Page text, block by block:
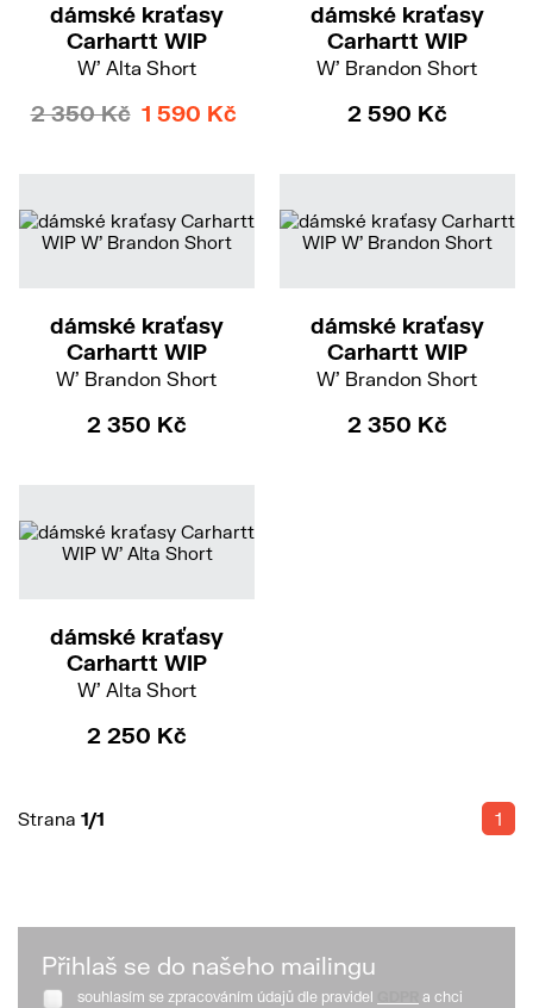
dámské kraťasy
Carhartt WIP
W' Alta Short
2 350 Kč 1 590 Kč
dámské kraťasy
Carhartt WIP
W' Brandon Short
2 590 Kč
dámské kraťasy
Carhartt WIP
W' Brandon Short
2 350 Kč
dámské kraťasy
Carhartt WIP
W' Brandon Short
2 350 Kč
dámské kraťasy
Carhartt WIP
W' Alta Short
2 250 Kč
Strana 1/1 1
Přihlaš se do našeho mailingu
souhlasím se zpracováním údajů dle pravidel
a chci